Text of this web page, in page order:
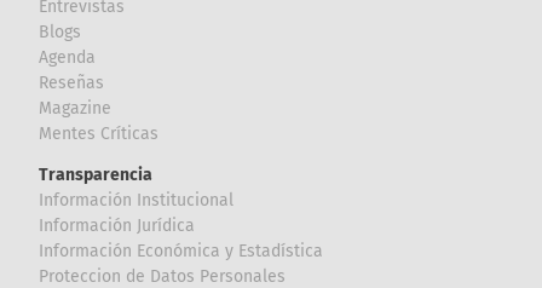
Entrevistas
Blogs
Agenda
Reseñas
Magazine
Mentes Críticas
Transparencia
Información Institucional
Información Jurídica
Información Económica y Estadística
Proteccion de Datos Personales